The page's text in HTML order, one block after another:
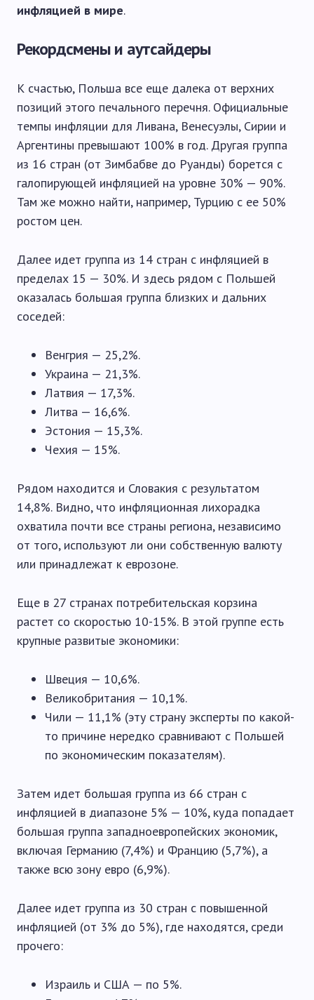
инфляцией в мире.
Рекордсмены и аутсайдеры
К счастью, Польша все еще далека от верхних
позиций этого печального перечня. Официальные
темпы инфляции для Ливана, Венесуэлы, Сирии и
Аргентины превышают 100% в год. Другая группа
из 16 стран (от Зимбабве до Руанды) борется с
галопирующей инфляцией на уровне 30% — 90%.
Там же можно найти, например, Турцию с ее 50%
ростом цен.
Далее идет группа из 14 стран с инфляцией в
пределах 15 — 30%. И здесь рядом с Польшей
оказалась большая группа близких и дальних
соседей:
Венгрия — 25,2%.
Украина — 21,3%.
Латвия — 17,3%.
Литва — 16,6%.
Эстония — 15,3%.
Чехия — 15%.
Рядом находится и Словакия с результатом
14,8%. Видно, что инфляционная лихорадка
охватила почти все страны региона, независимо
от того, используют ли они собственную валюту
или принадлежат к еврозоне.
Еще в 27 странах потребительская корзина
растет со скоростью 10-15%. В этой группе есть
крупные развитые экономики:
Швеция — 10,6%.
Великобритания — 10,1%.
Чили — 11,1% (эту страну эксперты по какой-
то причине нередко сравнивают с Польшей
по экономическим показателям).
Затем идет большая группа из 66 стран с
инфляцией в диапазоне 5% — 10%, куда попадает
большая группа западноевропейских экономик,
включая Германию (7,4%) и Францию ​​(5,7%), а
также всю зону евро (6,9%).
Далее идет группа из 30 стран с повышенной
инфляцией (от 3% до 5%), где находятся, среди
прочего:
Израиль и США — по 5%.